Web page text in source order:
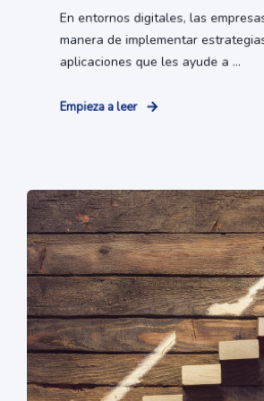
En entornos digitales, las
manera de implementar
aplicaciones que les ayude a ...
Empieza a leer